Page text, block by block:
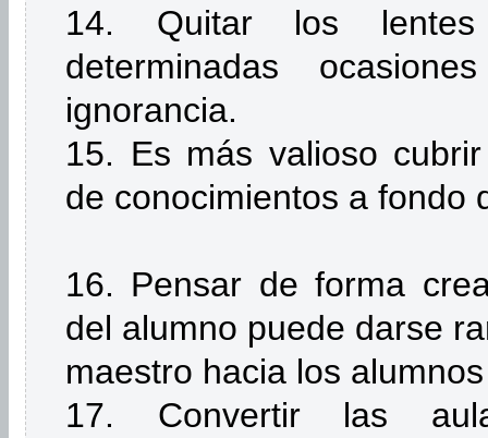
14. Quitar los
determinadas
ignorancia.
15. Es más valioso
de conocimientos a fondo
16. Pensar de forma
del alumno puede darse
maestro hacia los alumnos
17. Convertir las